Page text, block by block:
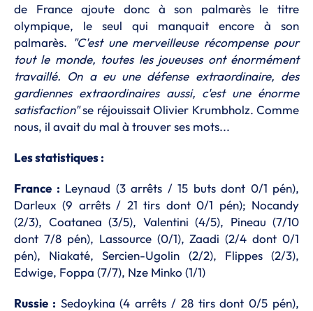
de France ajoute donc à son palmarès le titre
olympique, le seul qui manquait encore à son
palmarès. "C'est une merveilleuse récompense pour
tout le monde, toutes les joueuses ont énormément
travaillé. On a eu une défense extraordinaire, des
gardiennes extraordinaires aussi, c'est une énorme
satisfaction"se réjouissait Olivier Krumbholz. Comme
nous, il avait du mal à trouver ses mots...
Les statistiques :
France : Leynaud (3 arrêts / 15 buts dont 0/1 pén),
Darleux (9 arrêts / 21 tirs dont 0/1 pén); Nocandy
(2/3), Coatanea (3/5), Valentini (4/5), Pineau (7/10
dont 7/8 pén), Lassource (0/1), Zaadi (2/4 dont 0/1
pén), Niakaté, Sercien-Ugolin (2/2), Flippes (2/3),
Edwige, Foppa (7/7), Nze Minko (1/1)
Russie : Sedoykina (4 arrêts / 28 tirs dont 0/5 pén),